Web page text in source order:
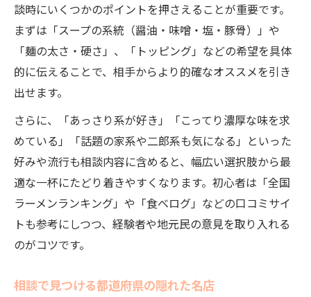
談時にいくつかのポイントを押さえることが重要です。
まずは「スープの系統（醤油・味噌・塩・豚骨）」や
「麺の太さ・硬さ」、「トッピング」などの希望を具体
的に伝えることで、相手からより的確なオススメを引き
出せます。
さらに、「あっさり系が好き」「こってり濃厚な味を求
めている」「話題の家系や二郎系も気になる」といった
好みや流行も相談内容に含めると、幅広い選択肢から最
適な一杯にたどり着きやすくなります。初心者は「全国
ラーメンランキング」や「食べログ」などの口コミサイ
トも参考にしつつ、経験者や地元民の意見を取り入れる
のがコツです。
相談で見つける都道府県の隠れた名店